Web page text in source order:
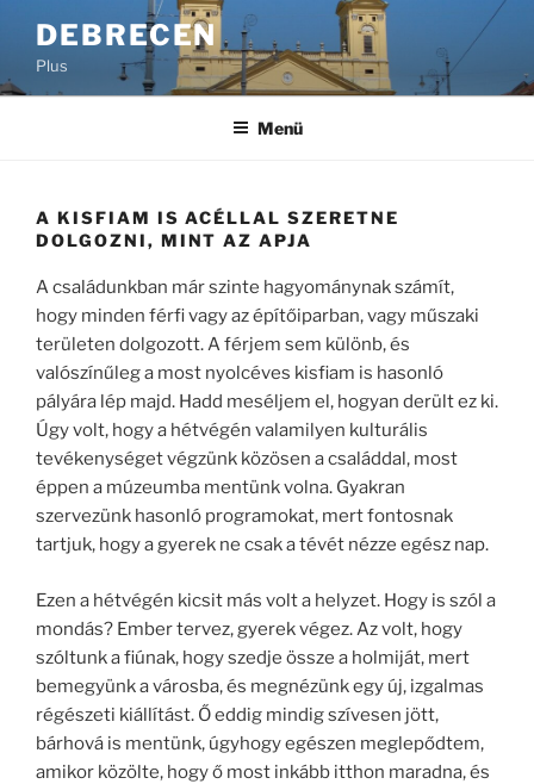
DEBRECEN
Plus
Menü
A KISFIAM IS ACÉLLAL SZERETNE
DOLGOZNI, MINT AZ APJA
A családunkban már szinte hagyománynak számít,
hogy minden férfi vagy az építőiparban, vagy műszaki
területen dolgozott. A férjem sem különb, és
valószínűleg a most nyolcéves kisfiam is hasonló
pályára lép majd. Hadd meséljem el, hogyan derült ez ki.
Úgy volt, hogy a hétvégén valamilyen kulturális
tevékenységet végzünk közösen a családdal, most
éppen a múzeumba mentünk volna. Gyakran
szervezünk hasonló programokat, mert fontosnak
tartjuk, hogy a gyerek ne csak a tévét nézze egész nap.
Ezen a hétvégén kicsit más volt a helyzet. Hogy is szól a
mondás? Ember tervez, gyerek végez. Az volt, hogy
szóltunk a fiúnak, hogy szedje össze a holmiját, mert
bemegyünk a városba, és megnézünk egy új, izgalmas
régészeti kiállítást. Ő eddig mindig szívesen jött,
bárhová is mentünk, úgyhogy egészen meglepődtem,
amikor közölte, hogy ő most inkább itthon maradna, és